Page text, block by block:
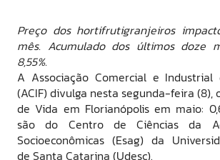
Preço dos hortifrutigranjeiros
mês. Acumulado dos últimos doze
8,55%.
A Associação Comercial e Industrial
(ACIF) divulga nesta segunda-feira (8),
de Vida em Florianópolis em maio:
são do Centro de Ciências da
Socioeconômicas (Esag) da
de Santa Catarina (Udesc).